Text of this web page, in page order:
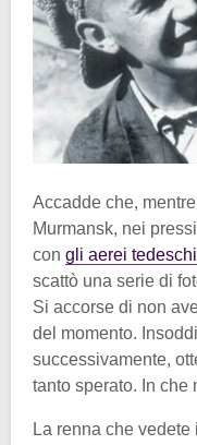
Accadde che,
Murmansk, nei
con gli aerei
scattò una serie di
Si accorse di non
del momento.
successivamente,
tanto sperato. In che
La renna che